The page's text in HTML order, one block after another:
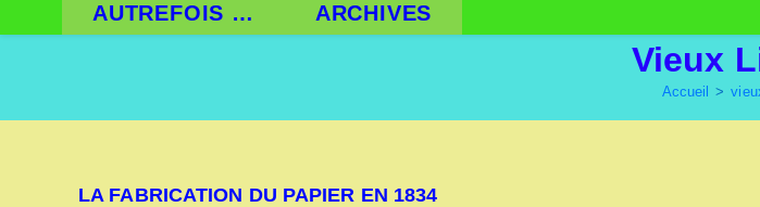
AUTREFOIS …
ARCHIVES
Vieux
Accueil >
LA FABRICATION DU PAPIER EN 1834